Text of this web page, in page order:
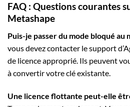
FAQ : Questions courantes
Metashape
Puis-je passer du mode bloqué au
vous devez contacter le support
de licence approprié. Ils peuvent
à convertir votre clé existante.
Une licence flottante peut-elle